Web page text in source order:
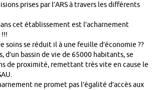
prises par l’ARS à travers les différents
cet établissement est l’acharnement
soins se réduit il à une feuille d’économie ??
d’un bassin de vie de 65000 habitants, se
de proximité, remettant très vite en cause le
ne promet pas l’égalité d’accès aux